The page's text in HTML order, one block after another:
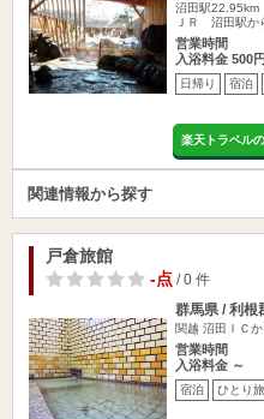
沼田駅22.95km
ＪＲ 沼田駅か
営業時間
入浴料金 500
日帰り 宿泊
楽天トラベル
関連情報から探す
戸倉旅館
-点/ 0 件
群馬県 / 利根
関越 沼田ＩＣ
営業時間
入浴料金 ～
宿泊 ひとり